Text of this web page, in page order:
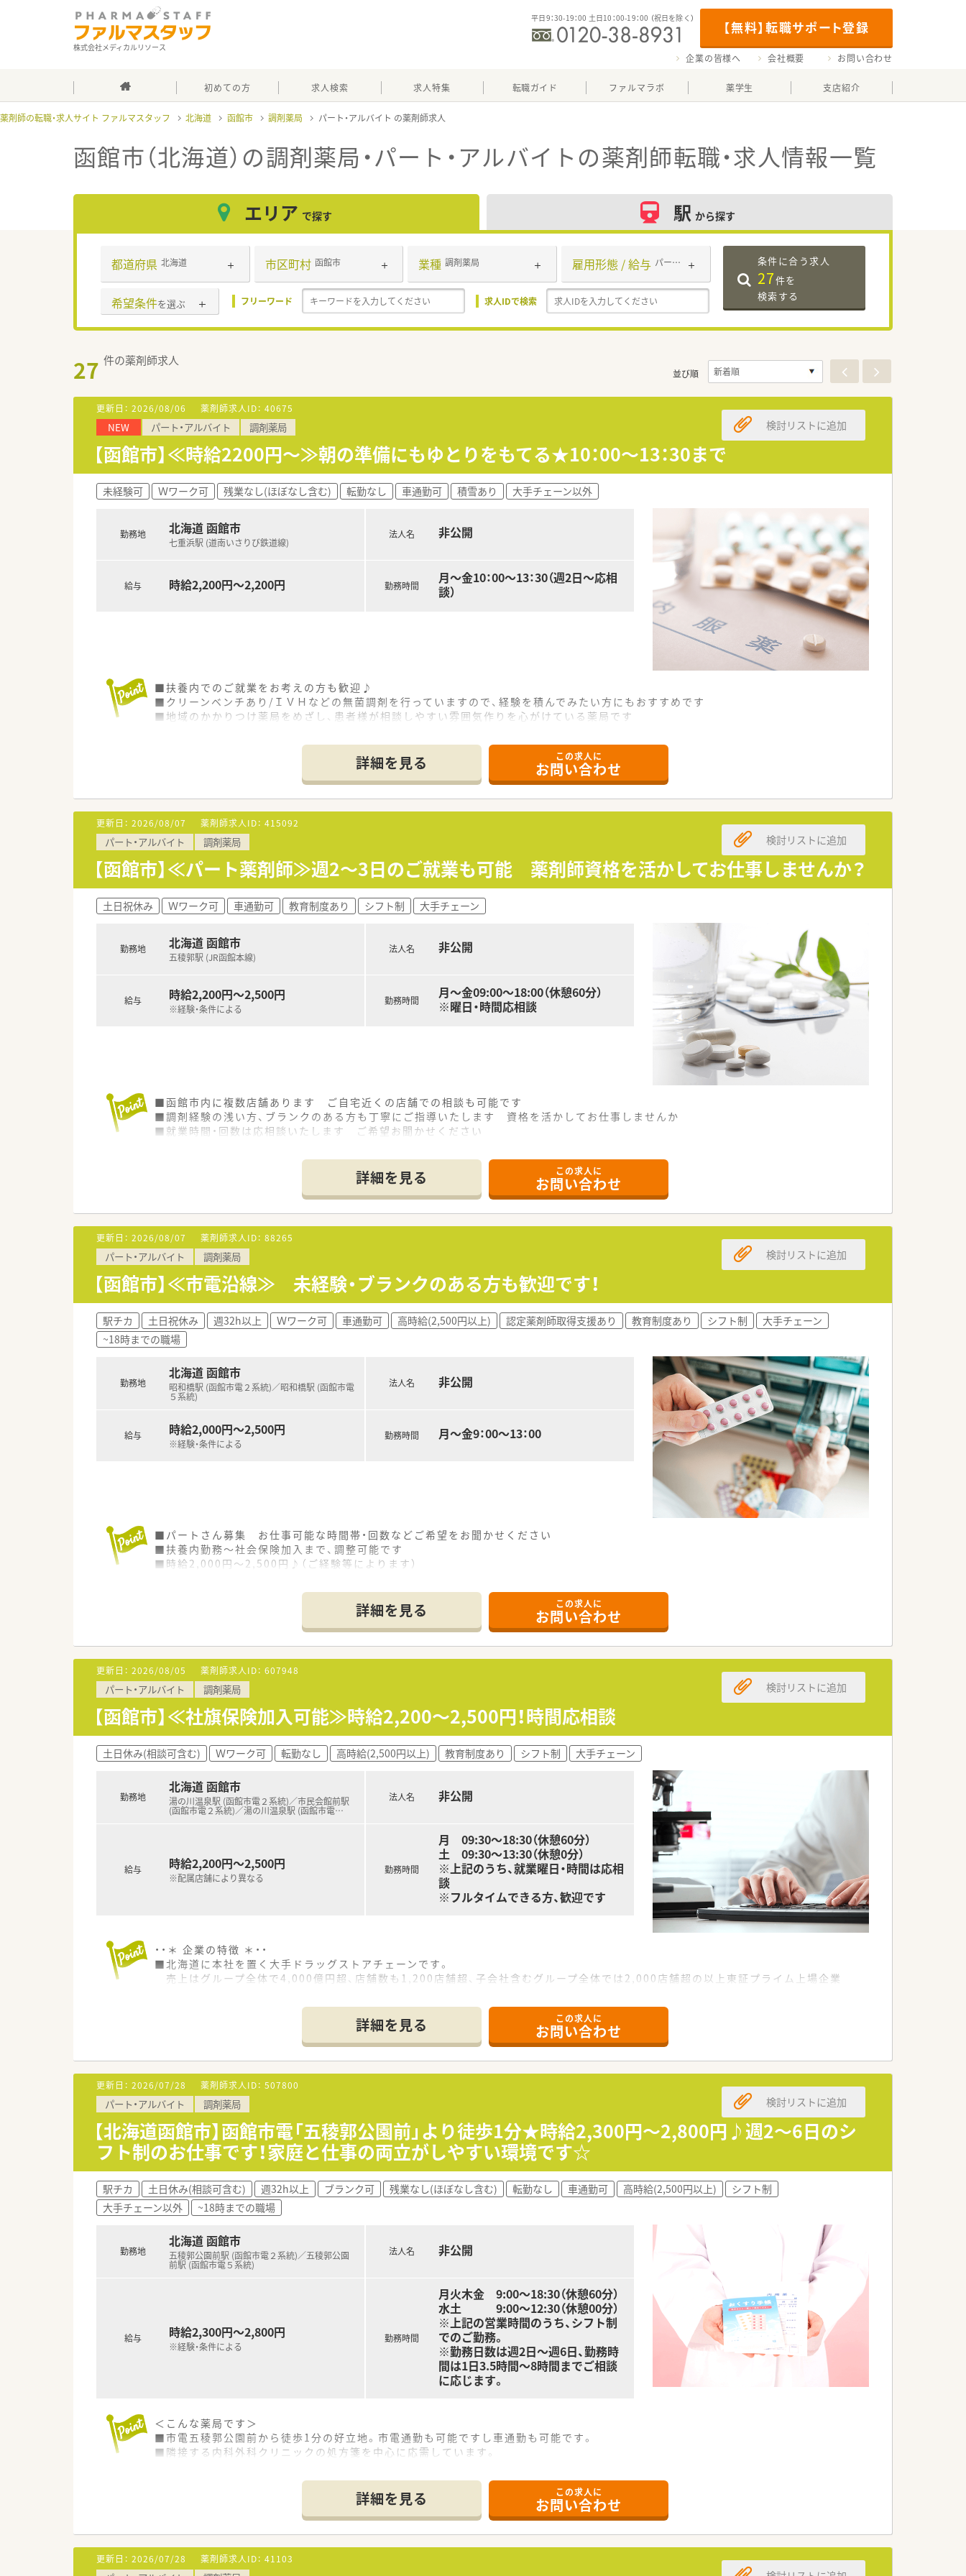
株式会社メディカルリソース
【無料】転職サポート登録
平日9：30-19：00 土日10：00-19：00 （祝日を除く）
企業の皆様へ 会社概要 お問い合わせ
初めての方 求人検索 求人特集 転職ガイド ファルマラボ 薬学生 支店紹介
薬剤師の転職・求人サイト ファルマスタッフ 北海道 函館市 調剤薬局 パート・アルバイト
函館市（北海道）の調剤薬局・パート・アルバイトの薬剤師転職・求人情報一覧
エリア で探す 駅 から探す
都道府県 北海道 市区町村 函館市 業種 調剤薬局 雇用形態 / 給与 パート・アルバイト
希望条件を選ぶ フリーワード 求人IDで検索
条件に合う求人
27件を
検索する
27 件の薬剤師求人
並び順
更新日： 2026/08/06 薬剤師求人ID： 40675
NEW パート・アルバイト 調剤薬局
【函館市】≪時給2200円～≫朝の準備にもゆとりをもてる★10：00～13：30まで
検討リストに追加
未経験可 Ｗワーク可 残業なし(ほぼなし含む) 転勤なし 車通勤可 積雪あり 大手チェーン以外
勤務地 北海道 函館市
七重浜駅 (道南いさりび鉄道線)
給与 時給2,200円～2,200円
法人名 非公開
勤務時間
月～金10：00～13：30（週2日～応相
談）
■扶養内でのご就業をお考えの方も歓迎♪
■クリーンベンチあり/ＩＶＨなどの無菌調剤を行っていますので、経験を積んでみたい方にもおすすめです
■地域のかかりつけ薬局をめざし、患者様が相談しやすい雰囲気作りを心がけている薬局です
詳細を見る この求人に
お問い合わせ
更新日： 2026/08/07 薬剤師求人ID： 415092
パート・アルバイト 調剤薬局
【函館市】≪パート薬剤師≫週2～3日のご就業も可能 薬剤師資格を活かしてお仕事しませんか？
検討リストに追加
土日祝休み Ｗワーク可 車通勤可 教育制度あり シフト制 大手チェーン
勤務地 北海道 函館市
五稜郭駅 (JR函館本線)
給与 時給2,200円～2,500円
※経験・条件による
法人名 非公開
勤務時間
月～金09:00〜18:00（休憩60分）
※曜日・時間応相談
■函館市内に複数店舗あります ご自宅近くの店舗での相談も可能です
■調剤経験の浅い方、ブランクのある方も丁寧にご指導いたします 資格を活かしてお仕事しませんか
■就業時間・回数は応相談いたします ご希望お聞かせください
詳細を見る この求人に
お問い合わせ
更新日： 2026/08/07 薬剤師求人ID： 88265
パート・アルバイト 調剤薬局
【函館市】≪市電沿線≫ 未経験・ブランクのある方も歓迎です！
検討リストに追加
駅チカ 土日祝休み 週32h以上 Ｗワーク可 車通勤可 高時給(2,500円以上) 認定薬剤師取得支援あり 教育制度あり シフト制
大手チェーン
~18時までの職場
勤務地
北海道 函館市
昭和橋駅 (函館市電２系統)／昭和橋駅 (函館市電
５系統)
給与 時給2,000円～2,500円
※経験・条件による
法人名 非公開
勤務時間 月～金9：00～13：00
■パートさん募集 お仕事可能な時間帯・回数などご希望をお聞かせください
■扶養内勤務～社会保険加入まで、調整可能です
■時給2,000円～2,500円♪（ご経験等によります）
科目も適度に多くスキルアップしたい方にもおすすめです
■大手企業で福利厚生、教育制度共に充実しております
詳細を見る この求人に
お問い合わせ
更新日： 2026/08/05 薬剤師求人ID： 607948
パート・アルバイト 調剤薬局
【函館市】≪社旗保険加入可能≫時給2,200～2,500円！時間応相談
検討リストに追加
土日休み(相談可含む) Ｗワーク可 転勤なし 高時給(2,500円以上) 教育制度あり シフト制 大手チェーン
勤務地
北海道 函館市
湯の川温泉駅 (函館市電２系統)／市民会館前駅
(函館市電２系統)／湯の川温泉駅 (函館市電…
給与 時給2,200円～2,500円
※配属店舗により異なる
法人名 非公開
勤務時間
月 09:30～18:30（休憩60分）
土 09:30～13:30（休憩0分）
※上記のうち、就業曜日・時間は応相
談
※フルタイムできる方、歓迎です
・・＊ 企業の特徴 ＊・・
■北海道に本社を置く大手ドラッグストアチェーンです。
売上はグループ全体で4,000億円超、店舗数も1,200店舗超、子会社含むグループ全体では2,000店舗超の以上東証プライム上場企業
■お客様にとって一番身近なトータルヘルスケアステーションを目指しています。
■育児時短制度の利用者は200名以上！社員のプライベートを支える制度が整っています。
教育体制に関しては「新入社員研修」の他に基礎固めの「薬剤師新入社員研修」等、様々な研修制度があります。
自宅学習が可能なe-ラーニング講座、本人のキャリアアップのための通信教育等、豊富な研修システムがあります。
詳細を見る この求人に
お問い合わせ
更新日： 2026/07/28 薬剤師求人ID： 507800
パート・アルバイト 調剤薬局
【北海道函館市】函館市電「五稜郭公園前」より徒歩1分★時給2,300円～2,800円♪週2～6日のシ
フト制のお仕事です！家庭と仕事の両立がしやすい環境です☆
検討リストに追加
駅チカ 土日休み(相談可含む) 週32h以上 ブランク可 残業なし(ほぼなし含む) 転勤なし 車通勤可 高時給(2,500円以上)
シフト制
大手チェーン以外
~18時までの職場
勤務地
北海道 函館市
五稜郭公園前駅 (函館市電２系統)／五稜郭公園
前駅 (函館市電５系統)
給与 時給2,300円～2,800円
※経験・条件による
法人名 非公開
勤務時間
月火木金 9:00～18:30（休憩60分）
水土 9:00～12:30（休憩00分）
※上記の営業時間のうち、シフト制
でのご勤務。
※勤務日数は週2日～週6日、勤務時
間は1日3.5時間～8時間までご相談
に応じます。
＜こんな薬局です＞
■市電五稜郭公園前から徒歩1分の好立地。市電通勤も可能ですし車通勤も可能です。
■隣接する内科外科クリニックの処方箋を中心に応需しています。
■ヘルプ体制が整っていますので有給休暇も取得しやすい環境です。
■夏季休暇（2日間）や年末年始休暇（5日間）もございますのでプライベートと仕事の両立もしやすいです。
■北海道と東北に全10店舗の薬局を展開している会社ですが、無理な異動はありません。
＜パートさんも働きやすい環境です＞
詳細を見る この求人に
お問い合わせ
更新日： 2026/07/28 薬剤師求人ID： 41103